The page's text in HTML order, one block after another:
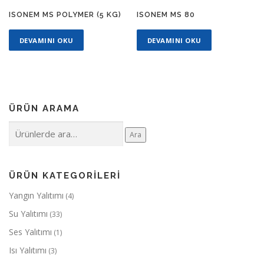
ISONEM MS POLYMER (5 KG)
DEVAMINI OKU
ISONEM MS 80
DEVAMINI OKU
ÜRÜN ARAMA
Ara
ÜRÜN KATEGORILERI
Yangın Yalıtımı (4)
Su Yalıtımı (33)
Ses Yalıtımı (1)
Isı Yalıtımı (3)